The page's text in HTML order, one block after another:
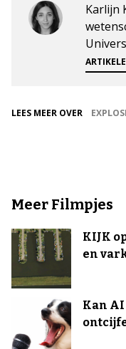
Karlijn
LEES MEER OVER
Meer Filmpjes
KIJK
en
Kan